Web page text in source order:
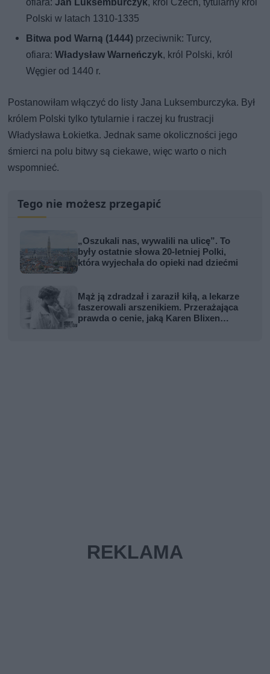
Polski w latach 1310-1335
Bitwa pod Warną (1444) przeciwnik: Turcy,
ofiara:Władysław Warneńczyk, król Polski, król
Węgier od 1440 r.
Postanowiłam włączyć do listy Jana Luksemburczyka. Był
królem Polski tylko tytularnie i raczej ku frustracji
Władysława Łokietka. Jednak same okoliczności jego
śmierci na polu bitwy są ciekawe, więc warto o nich
wspomnieć.
Tego nie możesz przegapić
„Oszukali nas, wywalili na ulicę”. To
były ostatnie słowa 20-letniej Polki,
która wyjechała do opieki nad dziećmi
Mąż ją zdradzał i zaraził kiłą, a lekarze
faszerowali arszenikiem. Przerażająca
prawda o cenie, jaką Karen Blixen